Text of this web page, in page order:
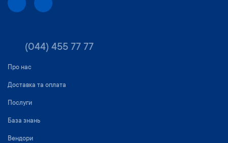
(044) 455 77 77
Про нас
Доставка та оплата
Послуги
База знань
Вендори